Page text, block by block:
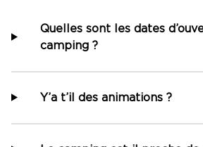
Quelles sont les dates
camping ?
Y’a t’il des animations ?